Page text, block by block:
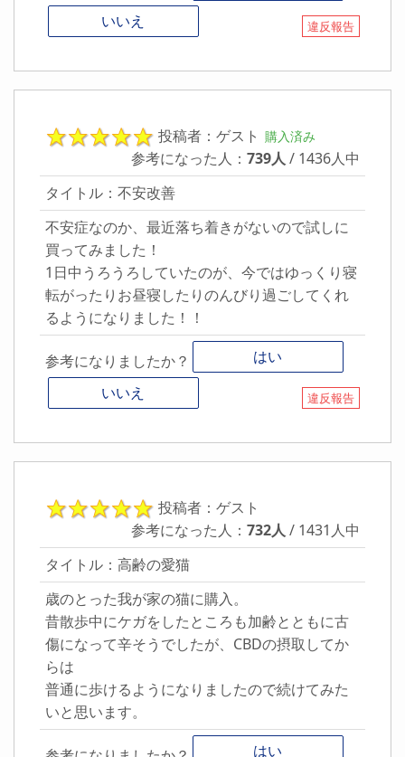
いいえ
違反報告
投稿者：ゲスト 購入済み
参考になった人：739人 / 1436人中
タイトル：不安改善
不安症なのか、最近落ち着きがないので試しに
買ってみました！
1日中うろうろしていたのが、今ではゆっくり寝
転がったりお昼寝したりのんびり過ごしてくれ
るようになりました！！
参考になりましたか？
はい
いいえ
違反報告
投稿者：ゲスト
参考になった人：732人 / 1431人中
タイトル：高齢の愛猫
歳のとった我が家の猫に購入。
昔散歩中にケガをしたところも加齢とともに古
傷になって辛そうでしたが、CBDの摂取してか
らは
普通に歩けるようになりましたので続けてみた
いと思います。
はい